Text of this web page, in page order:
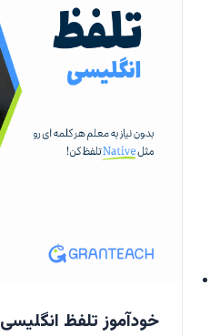
خودآموز تلفظ انگلیسی